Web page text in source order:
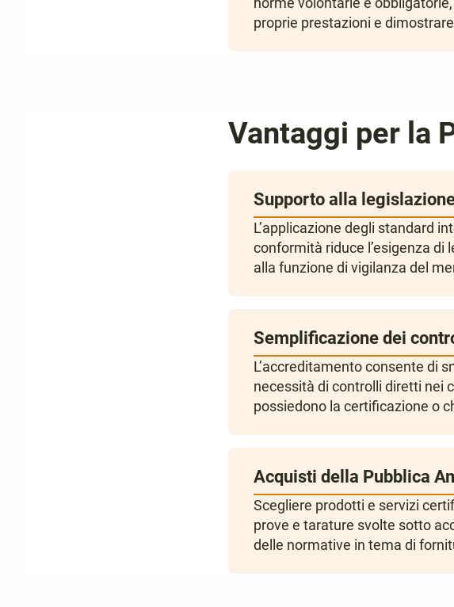
proprie prestazioni e
Vantaggi per la
Supporto alla
L’applicazione degli standard
conformità riduce l’esigenza
alla funzione di vigilanza del
Semplificazione dei
L’accreditamento consente di
necessità di controlli diretti nei
possiedono la certificazione o
Acquisti della Pubblica
Scegliere prodotti e servizi
prove e tarature svolte sotto
delle normative in tema di